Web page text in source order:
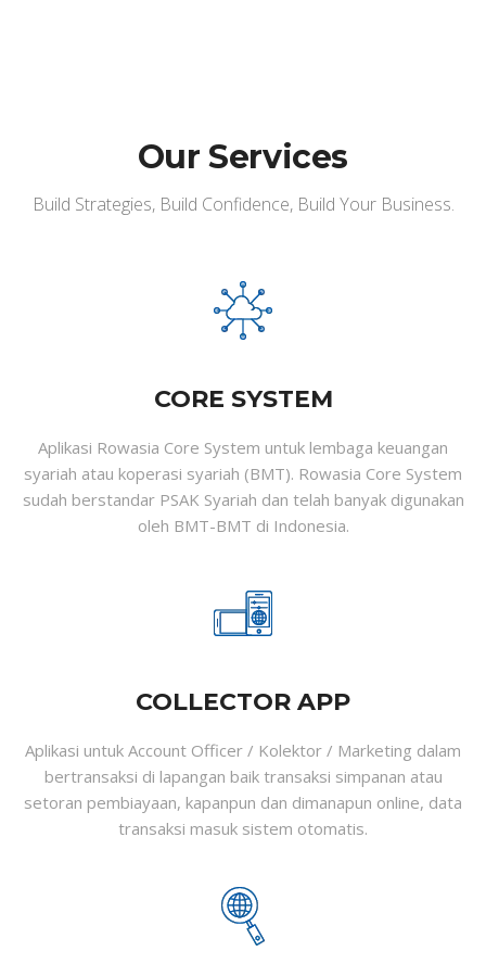
Our Services
Build Strategies, Build Confidence, Build Your Business.
CORE SYSTEM
Aplikasi Rowasia Core System untuk lembaga keuangan
syariah atau koperasi syariah (BMT). Rowasia Core System
sudah berstandar PSAK Syariah dan telah banyak digunakan
oleh BMT-BMT di Indonesia.
COLLECTOR APP
Aplikasi untuk Account Officer / Kolektor / Marketing dalam
bertransaksi di lapangan baik transaksi simpanan atau
setoran pembiayaan, kapanpun dan dimanapun online, data
transaksi masuk sistem otomatis.